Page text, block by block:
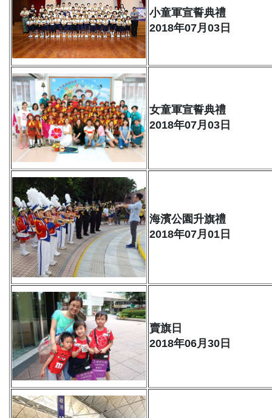
小童軍宣誓典禮
2018年07月03日
女童軍宣誓典禮
2018年07月03日
海濱公園升旗禮
2018年07月01日
賣旗日
2018年06月30日